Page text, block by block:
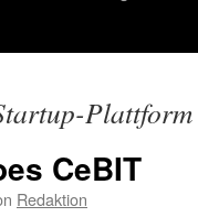
CeBIT
Redaktion